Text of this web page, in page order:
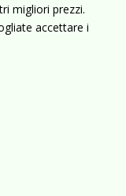
migliori prezzi.
accettare i